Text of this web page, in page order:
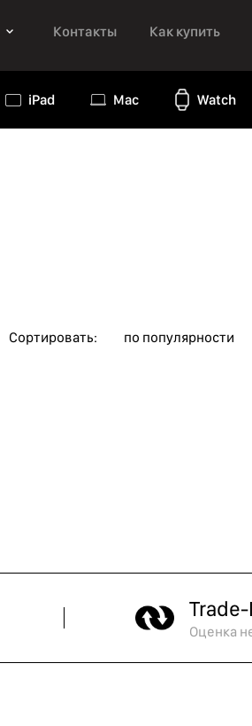
Контакты Как купить
iPad Mac Watch
Сортировать: по популярности
Оценка